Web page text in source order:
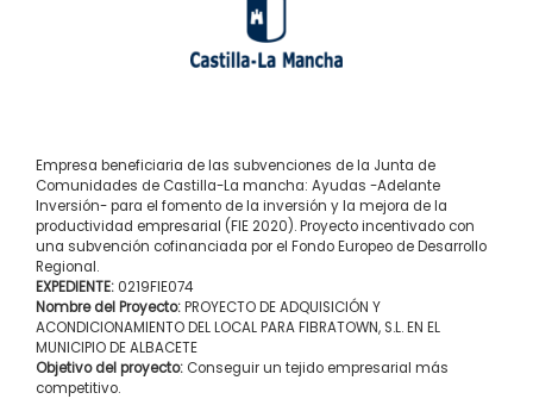
Empresa beneficiaria de las subvenciones de la Junta de
Comunidades de Castilla-La mancha: Ayudas -Adelante
Inversión- para el fomento de la inversión y la mejora de la
productividad empresarial (FIE 2020). Proyecto incentivado con
una subvención cofinanciada por el Fondo Europeo de Desarrollo
Regional.
EXPEDIENTE: 0219FIE074
Nombre del Proyecto:PROYECTO DE ADQUISICIÓN Y
ACONDICIONAMIENTO DEL LOCAL PARA FIBRATOWN, S.L. EN EL
MUNICIPIO DE ALBACETE
Objetivo del proyecto:Conseguir un tejido empresarial más
competitivo.